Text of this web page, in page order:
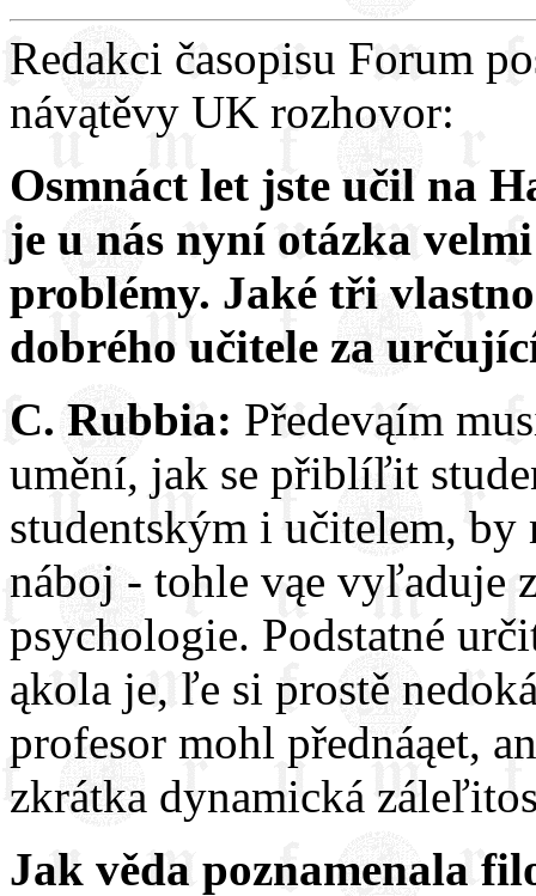
Redakci časopisu Forum
návątěvy UK rozhovor:
Osmnáct let jste učil na
je u nás nyní otázka
problémy. Jaké tři
dobrého učitele za
C. Rubbia: Předevąím
umění, jak se přiblíľit
studentským i učitelem,
náboj - tohle vąe vyľaduje
psychologie. Podstatné
ąkola je, ľe si prostě
profesor mohl přednáąet,
zkrátka dynamická
Jak věda poznamenala